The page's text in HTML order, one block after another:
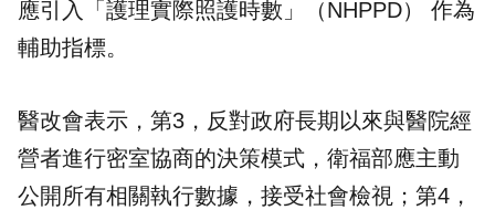
應引入「護理實際照護時數」（NHPPD） 作為
輔助指標。
醫改會表示，第3，反對政府長期以來與醫院經
營者進行密室協商的決策模式，衛福部應主動
公開所有相關執行數據，接受社會檢視；第4，